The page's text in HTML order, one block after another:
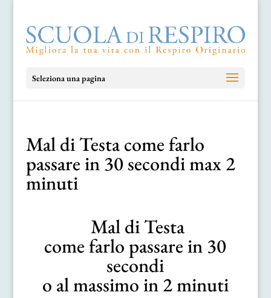
Seleziona una pagina
Mal di Testa come farlo
passare in 30 secondi max 2
minuti
Mal di Testa
come farlo passare in 30
secondi
o al massimo in 2 minuti